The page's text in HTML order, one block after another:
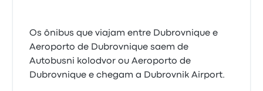
Os ônibus que viajam entre Dubrovnique e
Aeroporto de Dubrovnique saem de
Autobusni kolodvor ou Aeroporto de
Dubrovnique e chegam a Dubrovnik Airport.